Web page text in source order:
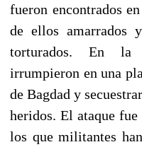
fueron encontrados
de ellos amarrados
torturados. En la
irrumpieron en una
de Bagdad y
heridos. El ataque fue
los que militantes